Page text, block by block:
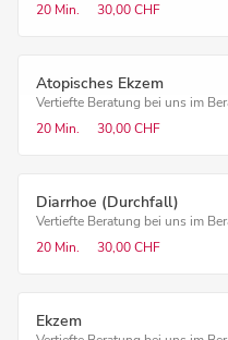
20 Min.
30,00 CHF
Atopisches Ekzem
Vertiefte Beratung bei uns im
20 Min.
30,00 CHF
Diarrhoe (Durchfall)
Vertiefte Beratung bei uns im
20 Min.
30,00 CHF
Ekzem